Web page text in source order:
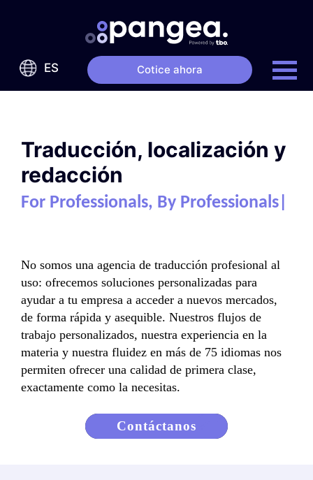
ES Cotice ahora
Traducción, localización y
redacción
For Professionals, By Professionals
No somos una agencia de traducción profesional al
uso: ofrecemos soluciones personalizadas para
ayudar a tu empresa a acceder a nuevos mercados,
de forma rápida y asequible. Nuestros flujos de
trabajo personalizados, nuestra experiencia en la
materia y nuestra fluidez en más de 75 idiomas nos
permiten ofrecer una calidad de primera clase,
exactamente como la necesitas.
Contáctanos